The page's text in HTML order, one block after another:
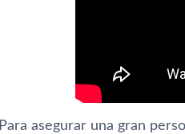
Para asegurar una gran